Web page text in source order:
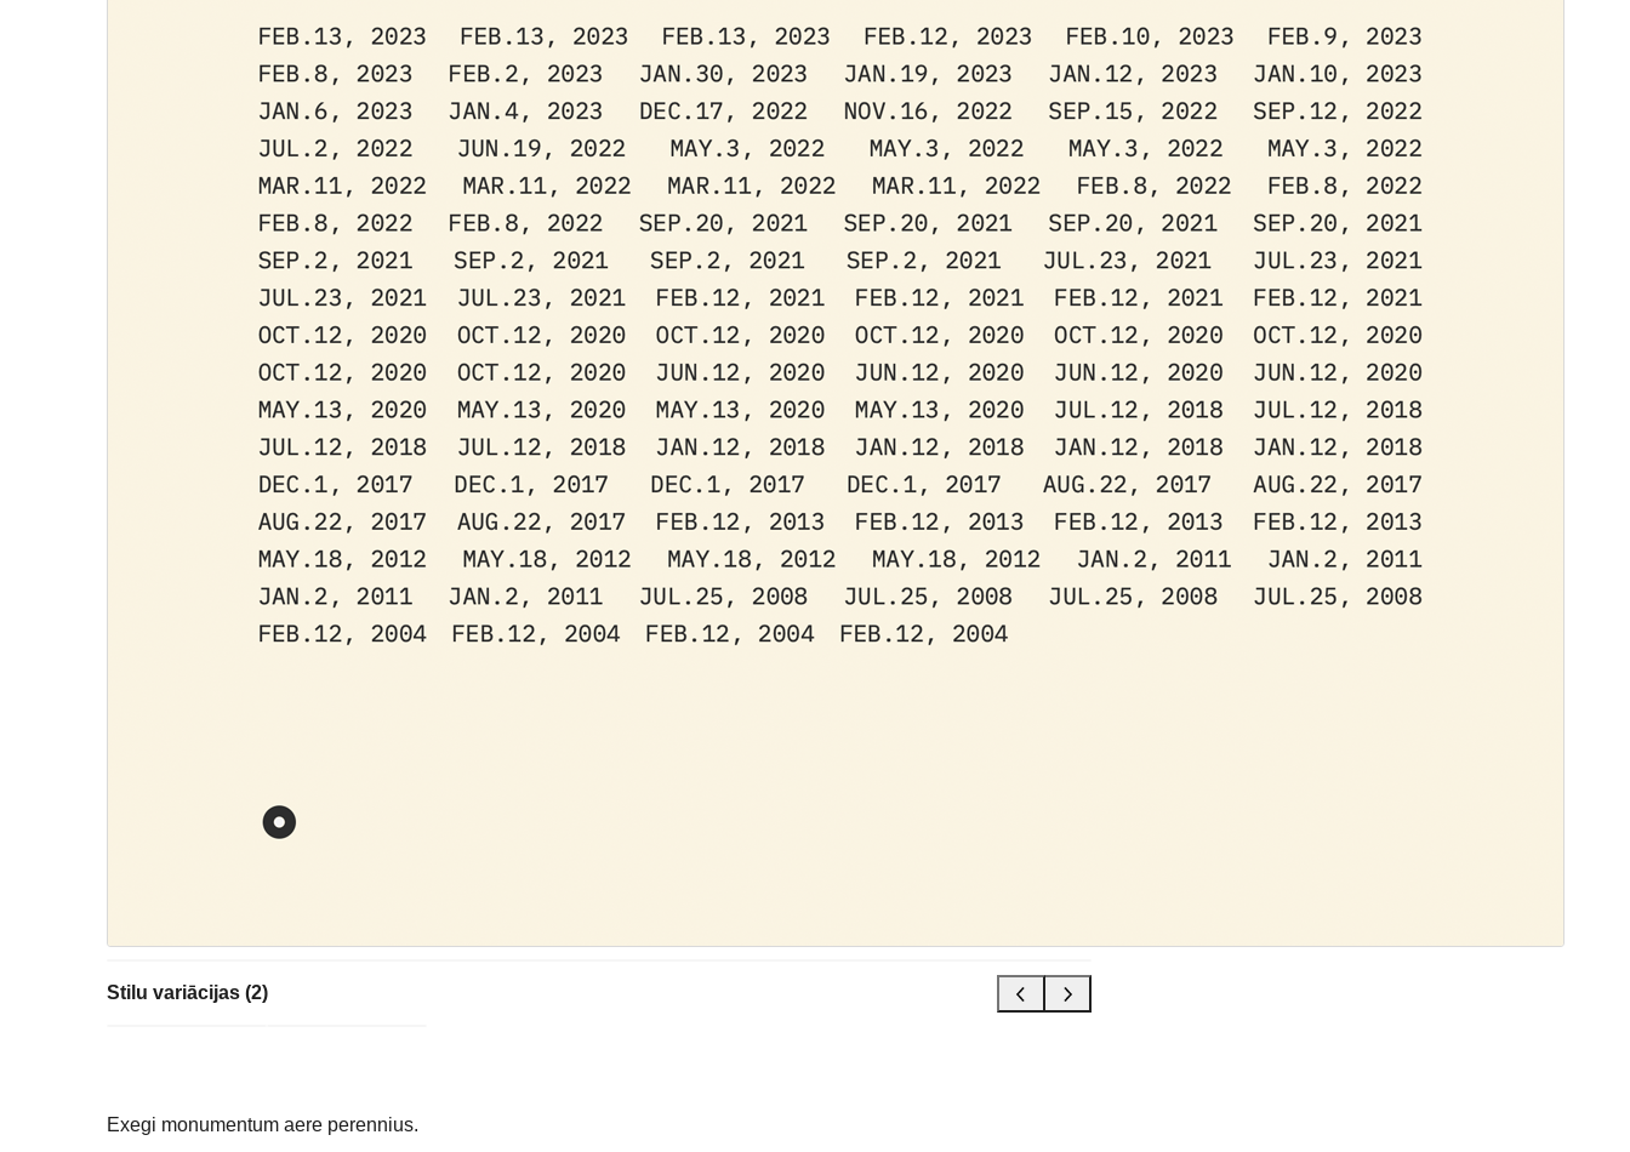
Stilu variācijas (2)
Tēmas sākumlapa
Exegi monumentum aere perennius.